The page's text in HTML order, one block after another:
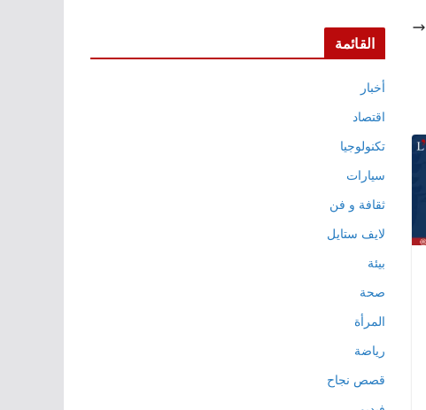
القائمة
أخبار
اقتصاد
تكنولوجيا
سيارات
ثقافة و فن
لايف ستايل
بيئة
صحة
المرأة
رياضة
قصص نجاح